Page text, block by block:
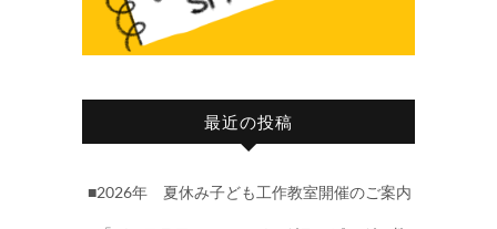
最近の投稿
■2026年 夏休み子ども工作教室開催のご案内